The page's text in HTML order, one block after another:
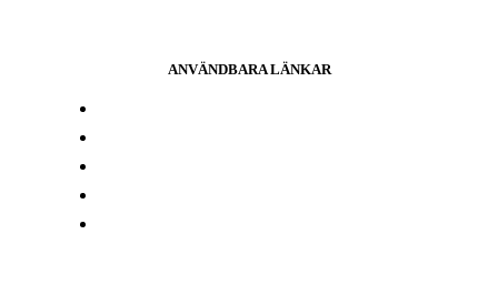
ANVÄNDBARA LÄNKAR